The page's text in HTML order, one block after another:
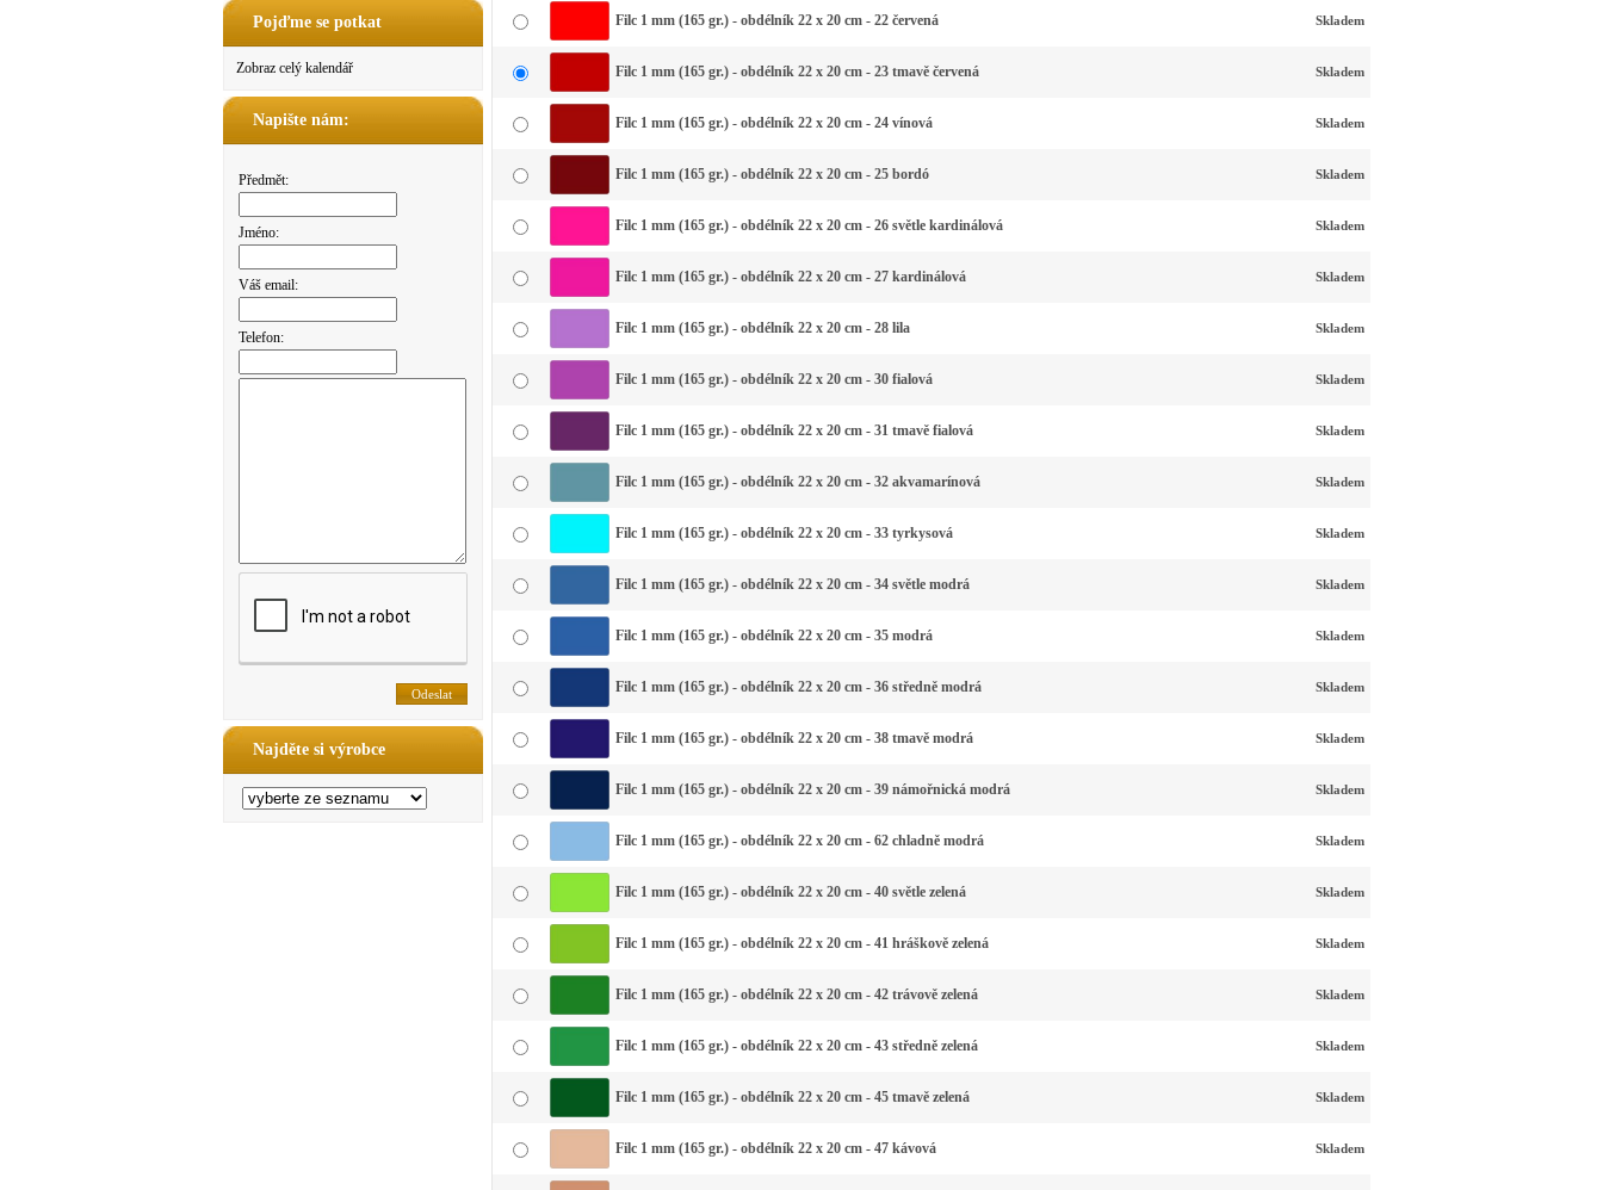
Pojďme se potkat
Zobraz celý kalendář
Napište nám:
Předmět:
Jméno:
Váš email:
Telefon:
Najděte si výrobce
Filc 1 mm (165 gr.) - obdélník 22 x 20 cm - 22 červená Skladem
Filc 1 mm (165 gr.) - obdélník 22 x 20 cm - 23 tmavě červená Skladem
Filc 1 mm (165 gr.) - obdélník 22 x 20 cm - 24 vínová Skladem
Filc 1 mm (165 gr.) - obdélník 22 x 20 cm - 25 bordó Skladem
Filc 1 mm (165 gr.) - obdélník 22 x 20 cm - 26 světle kardinálová Skladem
Filc 1 mm (165 gr.) - obdélník 22 x 20 cm - 27 kardinálová Skladem
Filc 1 mm (165 gr.) - obdélník 22 x 20 cm - 28 lila Skladem
Filc 1 mm (165 gr.) - obdélník 22 x 20 cm - 30 fialová Skladem
Filc 1 mm (165 gr.) - obdélník 22 x 20 cm - 31 tmavě fialová Skladem
Filc 1 mm (165 gr.) - obdélník 22 x 20 cm - 32 akvamarínová Skladem
Filc 1 mm (165 gr.) - obdélník 22 x 20 cm - 33 tyrkysová Skladem
Filc 1 mm (165 gr.) - obdélník 22 x 20 cm - 34 světle modrá Skladem
Filc 1 mm (165 gr.) - obdélník 22 x 20 cm - 35 modrá Skladem
Filc 1 mm (165 gr.) - obdélník 22 x 20 cm - 36 středně modrá Skladem
Filc 1 mm (165 gr.) - obdélník 22 x 20 cm - 38 tmavě modrá Skladem
Filc 1 mm (165 gr.) - obdélník 22 x 20 cm - 39 námořnická modrá Skladem
Filc 1 mm (165 gr.) - obdélník 22 x 20 cm - 62 chladně modrá Skladem
Filc 1 mm (165 gr.) - obdélník 22 x 20 cm - 40 světle zelená Skladem
Filc 1 mm (165 gr.) - obdélník 22 x 20 cm - 41 hráškově zelená Skladem
Filc 1 mm (165 gr.) - obdélník 22 x 20 cm - 42 trávově zelená Skladem
Filc 1 mm (165 gr.) - obdélník 22 x 20 cm - 43 středně zelená Skladem
Filc 1 mm (165 gr.) - obdélník 22 x 20 cm - 45 tmavě zelená Skladem
Filc 1 mm (165 gr.) - obdélník 22 x 20 cm - 47 kávová Skladem